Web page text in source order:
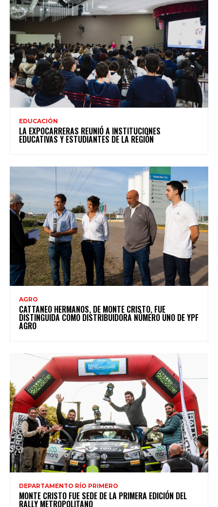
EDUCACIÓN
LA EXPOCARRERAS REUNIÓ A INSTITUCIONES
EDUCATIVAS Y ESTUDIANTES DE LA REGIÓN
AGRO
CATTANEO HERMANOS, DE MONTE CRISTO, FUE
DISTINGUIDA COMO DISTRIBUIDORA NÚMERO UNO DE YPF
AGRO
DEPARTAMENTO RÍO PRIMERO
MONTE CRISTO FUE SEDE DE LA PRIMERA EDICIÓN DEL
RALLY METROPOLITANO